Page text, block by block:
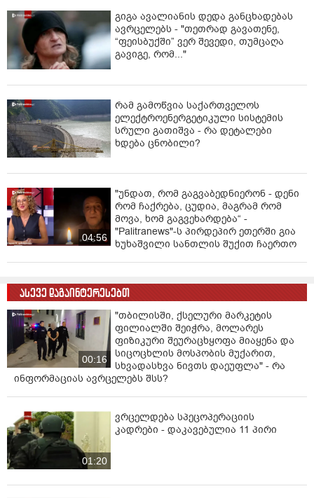
გამოძიება სისხლის სამართლის კოდექსის 11 პრიმა
19-109-ე მუხლის "კ" ქვეპუნქტით მიმდინარეობს, რაც
20 წლამდე ან უვადო თავისუფლების აღკვეთას
ითვალისწინებს." - აღნიშნულია განცხადებაში.
გიგა ავალიანის დედა განცხადებას
ავრცელებს - "თეთრად გავათენე,
“ფეისბუქში” ვერ შევედი, თუმცაღა
გავიგე, რომ..."
რამ გამოწვია საქართველოს
ელექტროენერგეტიკული სისტემის
სრული გათიშვა - რა დეტალები
ხდება ცნობილი?
04:56
"უნდათ, რომ გაგვაბედნიერონ - დენი
რომ ჩაქრება, ცუდია, მაგრამ რომ
მოვა, ხომ გაგვეხარდება“ -
"Palitranews"-ს პირდეპირ ეთერში გია
ხუხაშვილი სანთლის შუქით ჩაერთო
ასევე დაგაინტერესებთ
00:16
"თბილისში, ქსელური მარკეტის
ფილიალში შეიჭრა, მოლარეს
ფიზიკური შეურაცხყოფა მიაყენა და
სიცოცხლის მოსპობის მუქარით,
სხვადასხვა ნივთს დაეუფლა" - რა
ინფორმაციას ავრცელებს შსს?
01:20
ვრცელდება სპეცოპერაციის
კადრები - დაკავებულია 11 პირი